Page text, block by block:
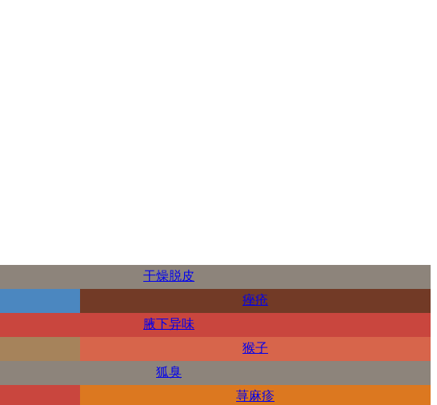
干燥脱皮
痤疮
腋下异味
猴子
狐臭
荨麻疹